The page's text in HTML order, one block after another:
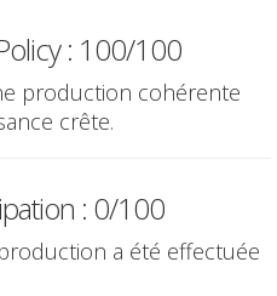
: 100/100
production cohérente
crête.
: 0/100
a été effectuée